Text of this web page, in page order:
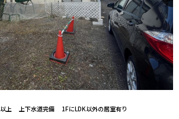
上 上下水道完備 1FにLDK以外の居室有り